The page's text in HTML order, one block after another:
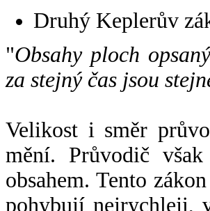
Druhý Keplerův
"Obsahy ploch
za stejný čas jsou
Velikost i směr
mění. Průvodič
obsahem. Tento
pohybují nejrychleji,